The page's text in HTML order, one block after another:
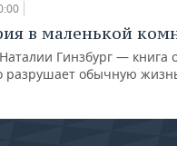
в маленькой
Гинзбург — книга
разрушает обычную